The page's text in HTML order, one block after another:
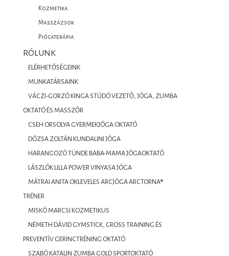
Kozmetika
Masszázsok
Piócaterápia
RÓLUNK
ELÉRHETŐSÉGEINK
MUNKATÁRSAINK
VÁCZI-GORZÓ KINGA STÚDÓ VEZETŐ, JÓGA, ZUMBA
OKTATÓ ÉS MASSZŐR
CSEH ORSOLYA GYERMEKJÓGA OKTATÓ
DÓZSA ZOLTÁN KUNDALINI JÓGA
HARANGOZÓ TÜNDE BABA-MAMA JÓGAOKTATÓ
LÁSZLÓK LILLA POWER VINYASA JÓGA
MÁTRAI ANITA OKLEVELES ARCJÓGA ARCTORNA®
TRÉNER
MISKÓ MARCSI KOZMETIKUS
NÉMETH DÁVID GYMSTICK, CROSS TRAINING ÉS
PREVENTÍV GERINCTRÉNING OKTATÓ
SZABÓ KATALIN ZUMBA GOLD SPORTOKTATÓ